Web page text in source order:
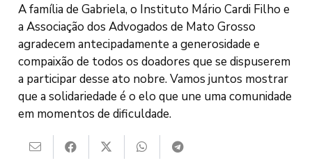
A família de Gabriela, o Instituto Mário Cardi Filho e
a Associação dos Advogados de Mato Grosso
agradecem antecipadamente a generosidade e
compaixão de todos os doadores que se dispuserem
a participar desse ato nobre. Vamos juntos mostrar
que a solidariedade é o elo que une uma comunidade
em momentos de dificuldade.